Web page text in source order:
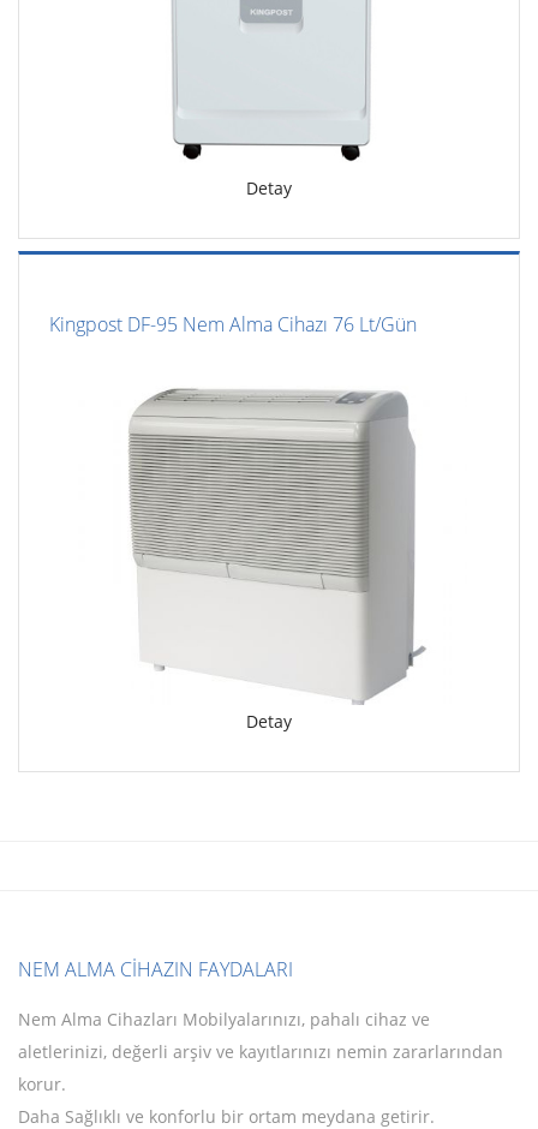
Detay
Kingpost DF-95 Nem Alma Cihazı 76 Lt/Gün
Detay
NEM ALMA CİHAZIN FAYDALARI
Nem Alma Cihazları Mobilyalarınızı, pahalı cihaz ve
aletlerinizi, değerli arşiv ve kayıtlarınızı nemin zararlarından
korur.
Daha Sağlıklı ve konforlu bir ortam meydana getirir.